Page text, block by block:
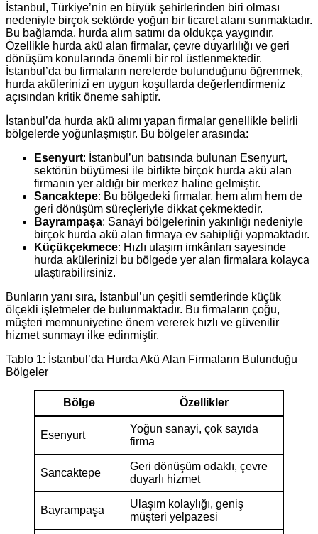
İstanbul, Türkiye’nin en büyük şehirlerinden biri olması
nedeniyle birçok sektörde yoğun bir ticaret alanı sunmaktadır.
Bu bağlamda, hurda alım satımı da oldukça yaygındır.
Özellikle hurda akü alan firmalar, çevre duyarlılığı ve geri
dönüşüm konularında önemli bir rol üstlenmektedir.
İstanbul’da bu firmaların nerelerde bulunduğunu öğrenmek,
hurda akülerinizi en uygun koşullarda değerlendirmeniz
açısından kritik öneme sahiptir.
İstanbul’da hurda akü alımı yapan firmalar genellikle belirli
bölgelerde yoğunlaşmıştır. Bu bölgeler arasında:
Esenyurt: İstanbul’un batısında bulunan Esenyurt,
sektörün büyümesi ile birlikte birçok hurda akü alan
firmanın yer aldığı bir merkez haline gelmiştir.
Sancaktepe: Bu bölgedeki firmalar, hem alım hem de
geri dönüşüm süreçleriyle dikkat çekmektedir.
Bayrampaşa: Sanayi bölgelerinin yakınlığı nedeniyle
birçok hurda akü alan firmaya ev sahipliği yapmaktadır.
Küçükçekmece: Hızlı ulaşım imkânları sayesinde
hurda akülerinizi bu bölgede yer alan firmalara kolayca
ulaştırabilirsiniz.
Bunların yanı sıra, İstanbul’un çeşitli semtlerinde küçük
ölçekli işletmeler de bulunmaktadır. Bu firmaların çoğu,
müşteri memnuniyetine önem vererek hızlı ve güvenilir
hizmet sunmayı ilke edinmiştir.
Tablo 1: İstanbul’da Hurda Akü Alan Firmaların Bulunduğu
Bölgeler
Bölge Özellikler
Esenyurt
Yoğun sanayi, çok sayıda
firma
Sancaktepe
Geri dönüşüm odaklı, çevre
duyarlı hizmet
Bayrampaşa
Ulaşım kolaylığı, geniş
müşteri yelpazesi